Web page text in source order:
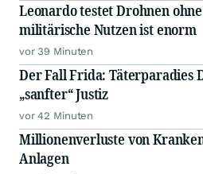
Leonardo testet Drohnen ohne
militärische Nutzen ist enorm
vor 39 Minuten
Der Fall Frida: Täterparadies
„sanfter“ Justiz
vor 42 Minuten
Millionenverluste von
Anlagen